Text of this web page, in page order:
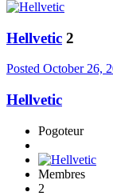
Hellvetic 2
Posted October 26,
Hellvetic
Pogoteur
Membres
2